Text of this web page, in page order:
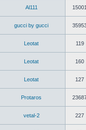
Al111 15001
gucci by gucci
Leotat 119
Leotat 160
Leotat 127
Protaros
vetal-2 227